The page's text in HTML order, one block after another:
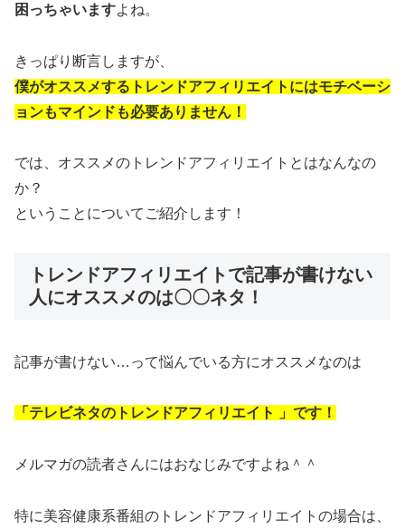
困っちゃいますよね。
きっぱり断言しますが、
僕がオススメするトレンドアフィリエイトにはモチベーシ
ョンもマインドも必要ありません！
では、オススメのトレンドアフィリエイトとはなんなの
か？
ということについてご紹介します！
トレンドアフィリエイトで記事が書けない
人にオススメのは〇〇ネタ！
記事が書けない…って悩んでいる方にオススメなのは
「テレビネタのトレンドアフィリエイト 」です！
メルマガの読者さんにはおなじみですよね＾＾
特に美容健康系番組のトレンドアフィリエイトの場合は、